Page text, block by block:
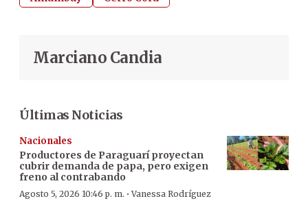
Marciano Candia
Últimas Noticias
Nacionales
Productores de Paraguarí proyectan
cubrir demanda de papa, pero exigen
freno al contrabando
Agosto 5, 2026 10:46 p. m. ·Vanessa Rodríguez